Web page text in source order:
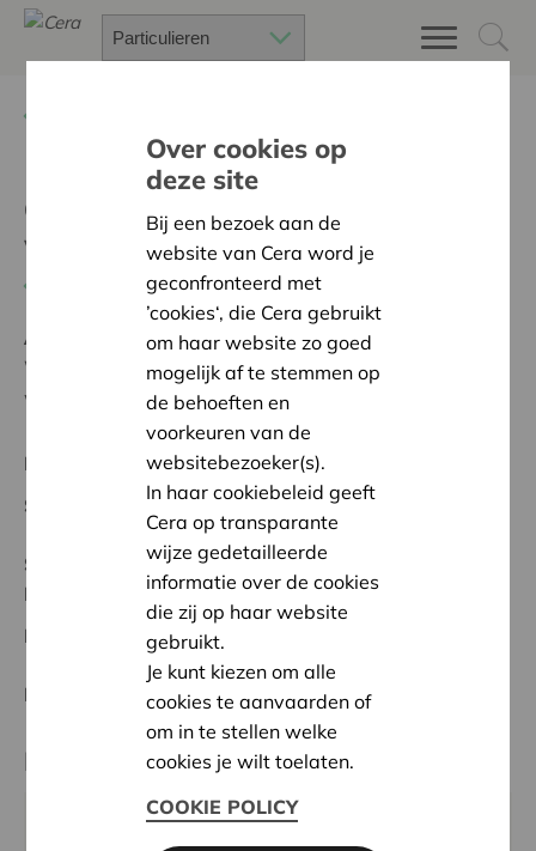
aankoop nieuwe
wimpelvlaggen
Ambitie:
Warme en zorgzame buurten voor iedereen
Wij kregen steun voor de aankoop van 30 nieuwe
wimpelvlaggen voor de komende sportfeestzomers.
Regionaal Project
Startdatum:
29/02/2024
Status:
Volledig
Lokeren-Dendermonde
Datum:
29/02/2024
Beslissing: Goedgekeurd
Partner
KLJ HAMME SINT-ANNA, SINT-ANNASTRAAT 126,
Over cookies op
deze site
Bij een bezoek aan de
website van Cera word je
geconfronteerd met
’cookies‘, die Cera gebruikt
om haar website zo goed
mogelijk af te stemmen op
de behoeften en
voorkeuren van de
websitebezoeker(s).
In haar cookiebeleid geeft
Cera op transparante
wijze gedetailleerde
informatie over de cookies
die zij op haar website
gebruikt.
Je kunt kiezen om alle
cookies te aanvaarden of
om in te stellen welke
cookies je wilt toelaten.
COOKIE POLICY